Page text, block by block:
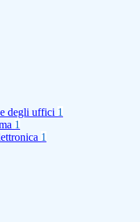
degli uffici 1
1
1